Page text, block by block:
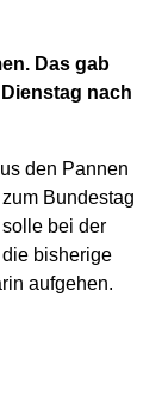
Das gab
nach
den Pannen
Bundestag
bei der
bisherige
aufgehen.